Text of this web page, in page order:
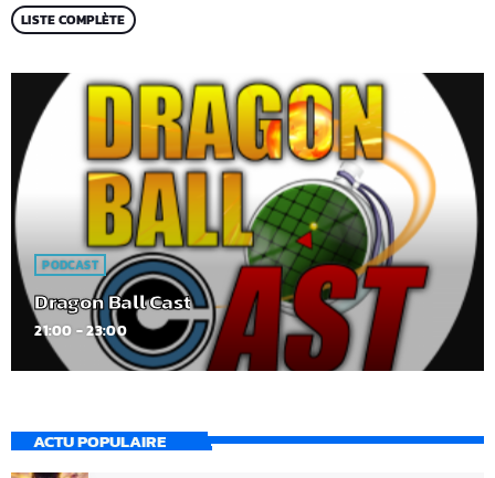
LISTE COMPLÈTE
PODCAST
Dragon Ball Cast
21:00 - 23:00
ACTU POPULAIRE